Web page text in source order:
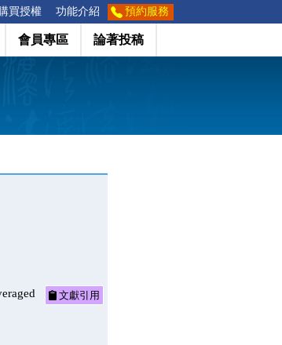
買授權 功能介紹 預約服務
會員專區 論著投稿
文獻引用